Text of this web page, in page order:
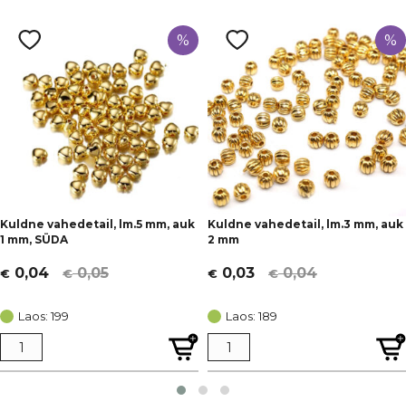
%
Kuldne vahedetail, lm.5 mm, auk
1 mm, SÜDA
€0,05
Algne
oli:
€ 0,05.
€ 0,04
Current
is:
€ 0,04.
Laos: 199
%
Kuldne vahedetail, lm.3 mm, auk
2 mm
€0,04
Algne
oli:
€ 0,04.
€ 0,03
Current
is:
€ 0,03.
Laos: 189